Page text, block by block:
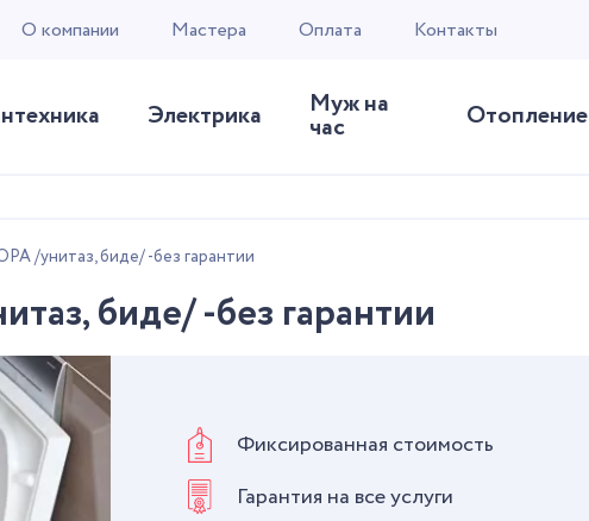
О компании Мастера Оплата Контакты
Электрика Муж на
час Отопление
/унитаз, биде/ -без гарантии
биде/ -без гарантии
Фиксированная стоимость
Гарантия на все услуги